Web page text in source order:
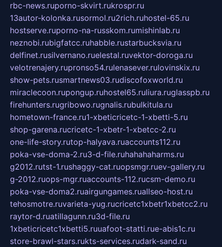
rbc-news.ruporno-skvirt.rukrospr.ru
13autor-kolonka.rusormol.ru2rich.ruhostel-65.ru
hostserve.ruporno-na-russkom.rumishinlab.ru
neznobi.rubigfatcc.ruhabble.rustarbucksvia.ru
delfinet.rusilvernano.ruelestal.ruvektor-doroga.ru
velotrenajery.rupronso54.rulenasever.rulovinskix.ru
show-pets.rusmartnews03.rudiscofoxworld.ru
miraclecoon.rupongup.ruhostel65.ruliura.ruglasspb.ru
firehunters.rugribowo.rugnalis.rubulkitula.ru
hometown-france.ru1-xbeticricetc-1-xbetti-5.ru
shop-garena.rucricetc-1-xbetr-1-xbetcc-2.ru
one-life-story.rutop-halyava.ruaccounts112.ru
poka-vse-doma-2.ru3-d-file.ruhahahaharms.ru
g2012.rutst-1.rushaggy-cat.ruopsmgr.ruev-gallery.ru
g-2012.ruops-mgr.ruaccounts-112.rucsm-demo.ru
poka-vse-doma2.ruairgungames.ruallseo-host.ru
tehosmotre.ruvarieta-yug.rucricetc1xbetr1xbetcc2.ru
raytor-d.ruatillagunn.ru3d-file.ru
1xbeticricetc1xbetti5.ruuafoot-statti.rue-abis1c.ru
store-brawl-stars.rukts-services.rudark-sand.ru